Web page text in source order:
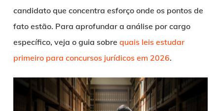
candidato que concentra esforço onde os pontos de
fato estão. Para aprofundar a análise por cargo
específico, veja o guia sobre quais leis estudar
primeiro para concursos jurídicos em 2026.